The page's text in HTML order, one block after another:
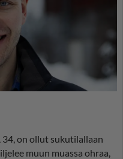
34, on ollut sukutilallaan
muun muassa ohraa,